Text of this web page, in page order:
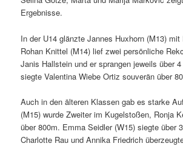
Ergebnisse.
In der U14 glänzte Jannes Huxhorn (M13)
Rohan Knittel (M14) lief zwei persönliche
Janis Hallstein und er sprangen jeweils über
siegte Valentina Wiebe Ortiz souverän über
Auch in den älteren Klassen gab es starke
(M15) wurde Zweiter im Kugelstoßen, Ronja
über 800m. Emma Seidler (W15) siegte über
Charlotte Rau und Annika Friedrich